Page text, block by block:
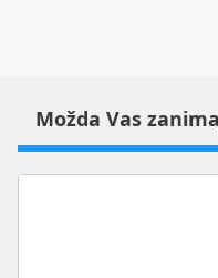
Možda Vas